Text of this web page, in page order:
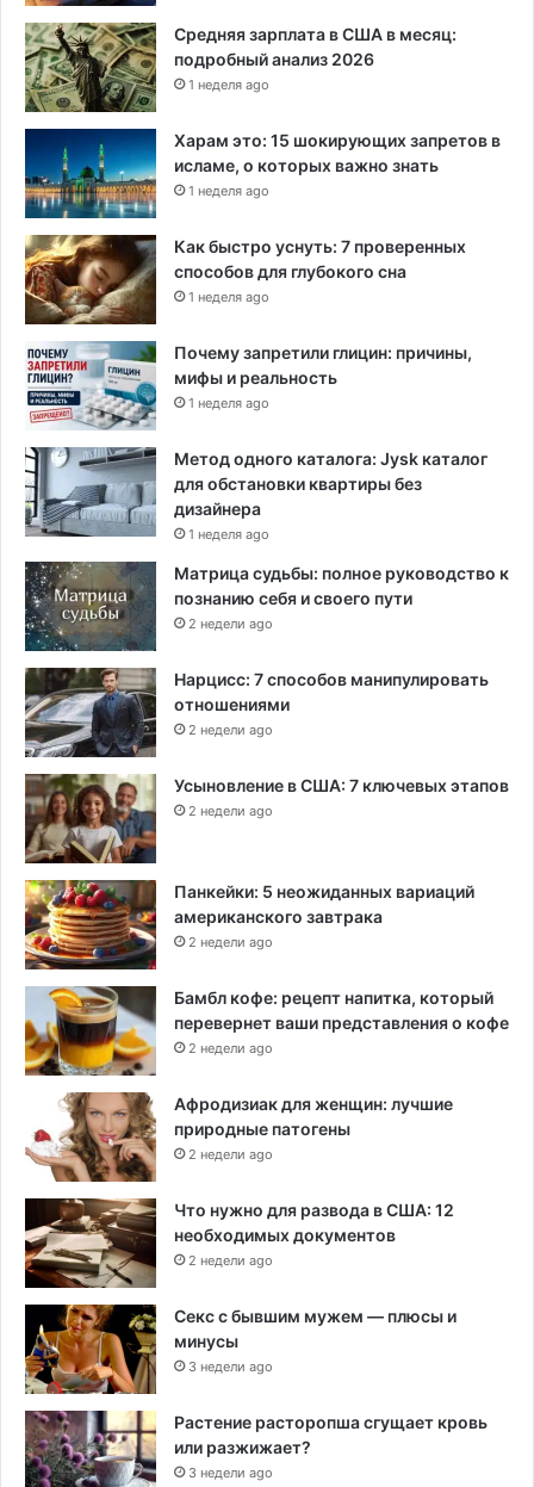
Средняя зарплата в США в месяц:
подробный анализ 2026
1 неделя ago
Харам это: 15 шокирующих запретов в
исламе, о которых важно знать
1 неделя ago
Как быстро уснуть: 7 проверенных
способов для глубокого сна
1 неделя ago
Почему запретили глицин: причины,
мифы и реальность
1 неделя ago
Метод одного каталога: Jysk каталог
для обстановки квартиры без
дизайнера
1 неделя ago
Матрица судьбы: полное руководство к
познанию себя и своего пути
2 недели ago
Нарцисс: 7 способов манипулировать
отношениями
2 недели ago
Усыновление в США: 7 ключевых этапов
2 недели ago
Панкейки: 5 неожиданных вариаций
американского завтрака
2 недели ago
Бамбл кофе: рецепт напитка, который
перевернет ваши представления о кофе
2 недели ago
Афродизиак для женщин: лучшие
природные патогены
2 недели ago
Что нужно для развода в США: 12
необходимых документов
2 недели ago
Секс с бывшим мужем — плюсы и
минусы
3 недели ago
Растение расторопша сгущает кровь
или разжижает?
3 недели ago